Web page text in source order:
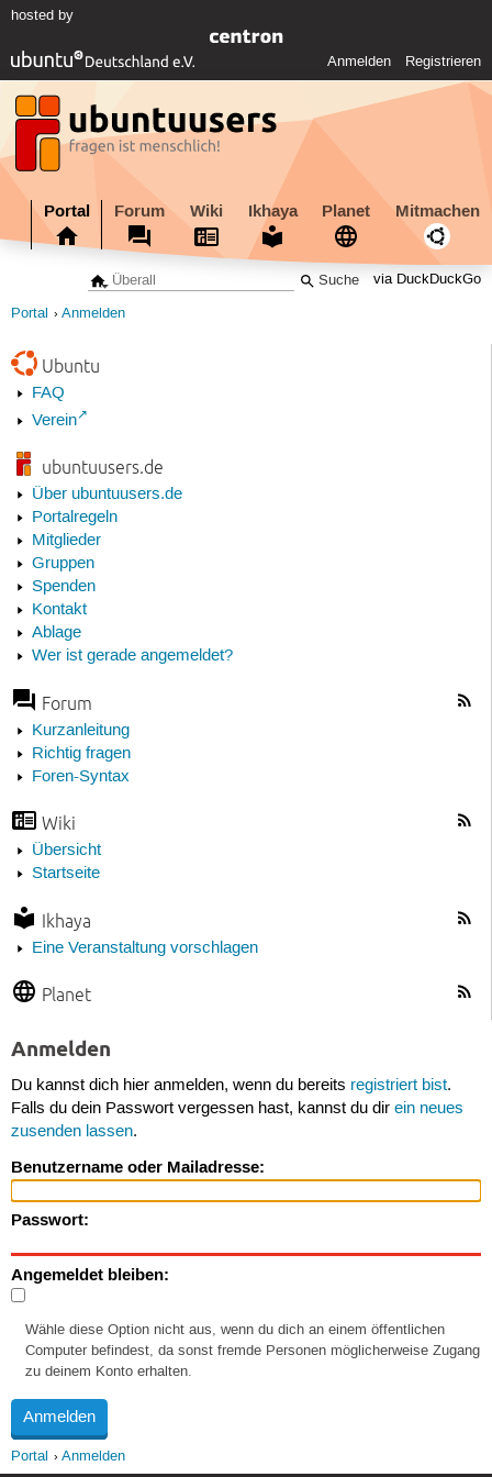
hosted by
Anmelden Registrieren
Portal Forum Wiki Ikhaya Planet Mitmachen
via DuckDuckGo
Portal Anmelden
Ubuntu
FAQ
Verein
ubuntuusers.de
Über ubuntuusers.de
Portalregeln
Mitglieder
Gruppen
Spenden
Kontakt
Ablage
Wer ist gerade angemeldet?
Forum
Kurzanleitung
Richtig fragen
Foren-Syntax
Wiki
Übersicht
Startseite
Ikhaya
Eine Veranstaltung vorschlagen
Planet
Anmelden
Du kannst dich hier anmelden, wenn du bereits registriert bist.
Falls du dein Passwort vergessen hast, kannst du dir ein neues
zusenden lassen.
Benutzername oder Mailadresse:
Passwort:
Angemeldet bleiben:
Wähle diese Option nicht aus, wenn du dich an einem öffentlichen
Computer befindest, da sonst fremde Personen möglicherweise Zugang
zu deinem Konto erhalten.
Portal Anmelden